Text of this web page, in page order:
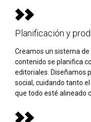
Planificación y
Creamos un sistema
contenido se planifica
editoriales. Diseñamos
social, cuidando tanto
que todo esté alineado